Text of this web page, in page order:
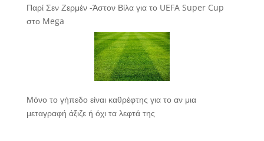
Παρί Σεν Ζερμέν -Άστον Βίλα για το UEFA Super Cup
στο Mega
Μόνο το γήπεδο είναι καθρέφτης για το αν μια
μεταγραφή άξιζε ή όχι τα λεφτά της